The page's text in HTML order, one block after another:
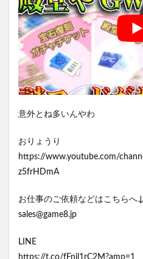
意外とね多いんやわ
おりょうり
https://www.youtube.com/
z5frHDmA
お仕事のご依頼などはこちら
sales@game8.jp
LINE